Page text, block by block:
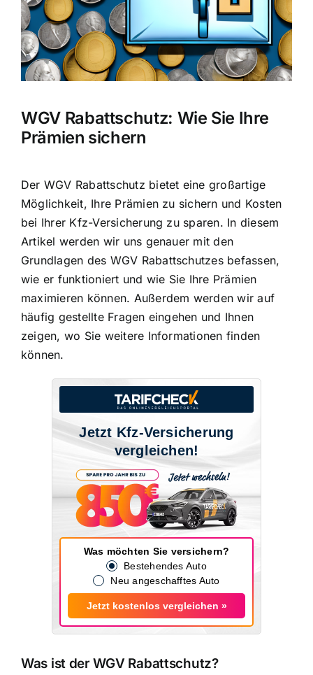
WGV Rabattschutz: Wie Sie Ihre
Prämien sichern
Der WGV Rabattschutz bietet eine großartige
Möglichkeit, Ihre Prämien zu sichern und Kosten
bei Ihrer Kfz-Versicherung zu sparen. In diesem
Artikel werden wir uns genauer mit den
Grundlagen des WGV Rabattschutzes befassen,
wie er funktioniert und wie Sie Ihre Prämien
maximieren können. Außerdem werden wir auf
häufig gestellte Fragen eingehen und Ihnen
zeigen, wo Sie weitere Informationen finden
können.
Jetzt Kfz-Versicherung
vergleichen!
Was möchten Sie versichern?
Bestehendes Auto
Neu angeschafftes Auto
Jetzt kostenlos vergleichen »
Was ist der WGV Rabattschutz?